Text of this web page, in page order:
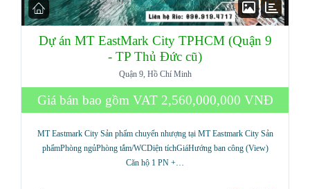
Dự án MT EastMark City TPHCM (Quận 9
- TP Thủ Đức cũ)
Quận 9, Hồ Chí Minh
Giá bán bao gồm VAT 2,560,000,000 VNĐ
MT Eastmark City Sản phẩm chuyển nhượng tại MT Eastmark City Sản
phẩmPhòng ngủPhòng tắm/WCDiện tíchGiáHướng ban công (View)
Căn hộ 1 PN +…